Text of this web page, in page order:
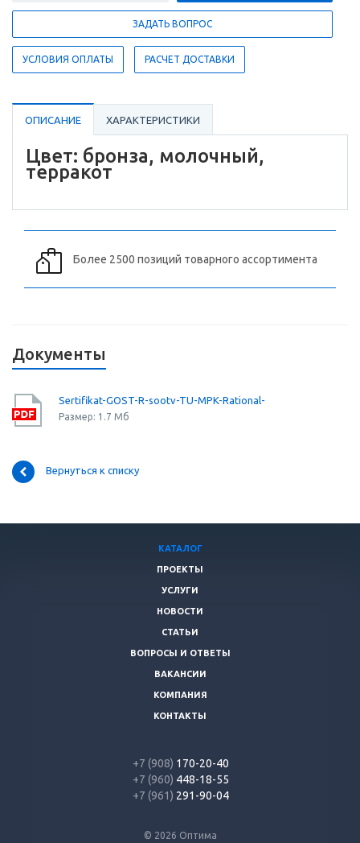
ЗАДАТЬ ВОПРОС
УСЛОВИЯ ОПЛАТЫ РАСЧЕТ ДОСТАВКИ
ОПИСАНИЕ ХАРАКТЕРИСТИКИ
Цвет: бронза, молочный,
терракот
Более 2500 позиций товарного ассортимента
Документы
Sertifikat-GOST-R-sootv-TU-MPK-Rational-
Размер: 1.7 Мб
Вернуться к списку
© 2026 Оптима
КАТАЛОГ
ПРОЕКТЫ
УСЛУГИ
НОВОСТИ
СТАТЬИ
ВОПРОСЫ И ОТВЕТЫ
ВАКАНСИИ
КОМПАНИЯ
КОНТАКТЫ
+7 (908) 170-20-40
+7 (960) 448-18-55
+7 (961) 291-90-04